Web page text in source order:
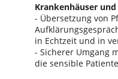
Krankenhäuser
- Übersetzung von
in Echtzeit und in
- Sicherer Umgang
die sensible